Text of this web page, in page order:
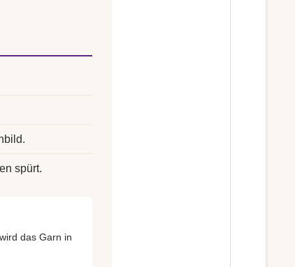
spürt.
das Garn in